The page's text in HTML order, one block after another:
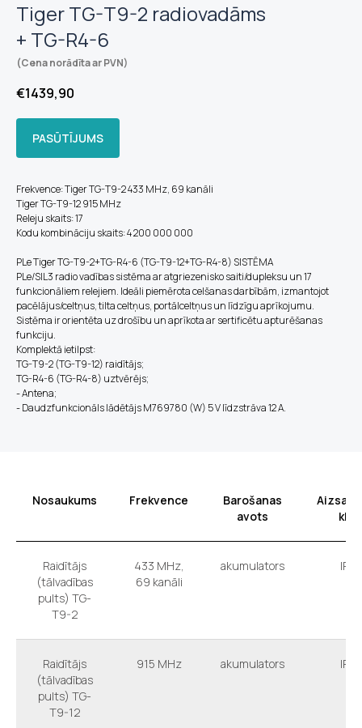
Tiger TG-T9-2 radiovadāms
+ TG-R4-6
(Cena norādīta ar PVN)
€1439,90
PASŪTĪJUMS
Frekvence: Tiger TG-T9-2 433 MHz, 69 kanāli
Tiger TG-T9-12 915 MHz
Releju skaits: 17
Kodu kombināciju skaits: 4 200 000 000
PLe Tiger TG-T9-2+TG-R4-6 (TG-T9-12+TG-R4-8) SISTĒMA
PLe/SIL3 radio vadības sistēma ar atgriezenisko saiti/dupleksu un 17
funkcionāliem relejiem. Ideāli piemērota celšanas darbībām, izmantojot
pacēlājus/celtņus, tilta celtņus, portālceltņus un līdzīgu aprīkojumu.
Sistēma ir orientēta uz drošību un aprīkota ar sertificētu apturēšanas
funkciju.
Komplektā ietilpst:
TG-T9-2 (TG-T9-12) raidītājs;
TG-R4-6 (TG-R4-8) uztvērējs;
- Antena;
- Daudzfunkcionāls lādētājs M769780 (W) 5 V līdzstrāva 12 A.
Nosaukums Frekvence
Barošanas
avots
Raidītājs
(tālvadības
pults) TG-
T9-2
433 MHz,
69 kanāli
akumulators IP
Raidītājs
(tālvadības
pults) TG-
T9-12
915 MHz akumulators IP